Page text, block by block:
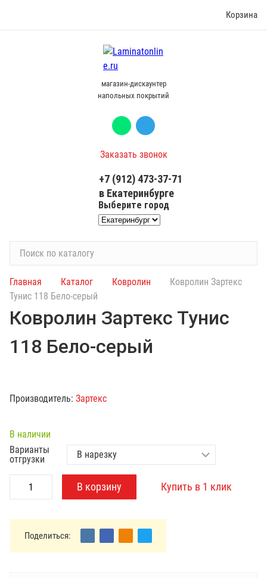
Корзина
магазин-дискаунтер
напольных покрытий
и
с
п
к
л
г
у
Заказать звонок
+7 (912) 473-37-71
в Екатеринбурге
Выберите город
Главная Каталог Ковролин
Ковролин Зартекс
Тунис 118 Бело-серый
Ковролин Зартекс Тунис
118 Бело-серый
Производитель: Зартекс
В наличии
Варианты
отгрузки
Поделиться: